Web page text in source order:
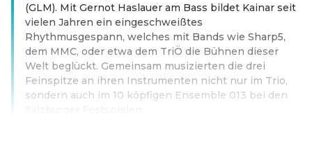
(GLM). Mit Gernot Haslauer am Bass bildet Kainar seit
vielen Jahren ein eingeschweißtes
Rhythmusgespann, welches mit Bands wie Sharp5,
dem MMC, oder etwa dem TriÖ die Bühnen dieser
Welt beglückt. Gemeinsam musizierten die drei
Feinspitze an ihren Instrumenten nicht nur im Trio,
sondern auch im 10 köpfigen Ensemble 013 bei den